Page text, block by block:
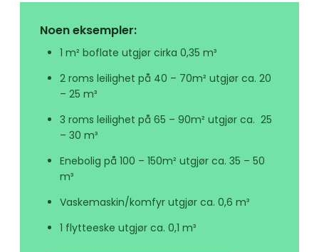
Noen eksempler:
1 m² boflate utgjør cirka 0,35 m³
2 roms leilighet på 40 – 70m² utgjør ca. 20
– 25 m³
3 roms leilighet på 65 – 90m² utgjør ca. 25
– 30 m³
Enebolig på 100 – 150m² utgjør ca. 35 – 50
m³
Vaskemaskin/komfyr utgjør ca. 0,6 m³
1 flytteeske utgjør ca. 0,1 m³